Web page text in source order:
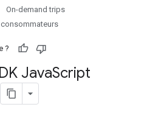
On-demand trips
?
JavaScript